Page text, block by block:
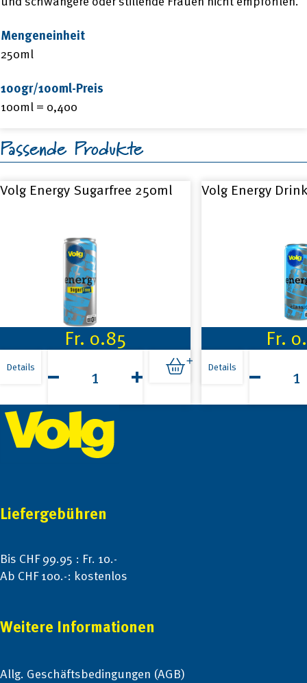
Mengeneinheit
250ml
100gr/100ml-Preis
100ml = 0,400
Passende Produkte
Volg Energy Sugarfree 250ml
Fr. 0.85
Details
Sugarfree
Menge
Volg Energy
Fr.
Details
Drink
Menge
Footer
Liefergebühren
Bis CHF 99.95 : Fr. 10.-
Ab CHF 100.-: kostenlos
Weitere Informationen
Allg. Geschäftsbedingungen (AGB)